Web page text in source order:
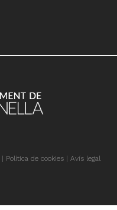
Política de cookies
Avís legal